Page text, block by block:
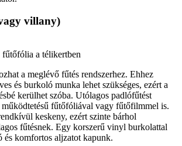
villany)
a télikertben
a meglévő fűtés rendszerhez. Ehhez
és burkoló munka lehet szükséges, ezért a
kerülhet szóba. Utólagos padlófűtést
fűtőfóliával vagy fűtőfilmmel is.
keskeny, ezért szinte bárhol
fűtésnek. Egy korszerű vinyl burkolattal
komfortos aljzatot kapunk.